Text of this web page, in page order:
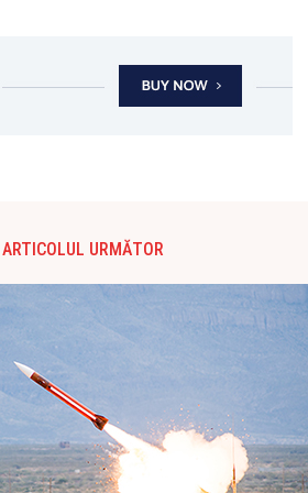
ARTICOLUL URMĂTOR